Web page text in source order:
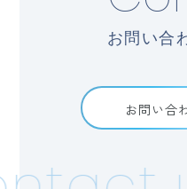
お問い合
お問い合